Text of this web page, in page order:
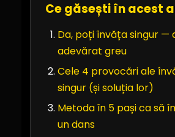
Ce găsești în acest
Da, poți învăța singur —
adevărat greu
Cele 4 provocări ale
singur (și soluția lor)
Metoda în 5 pași ca să
un dans